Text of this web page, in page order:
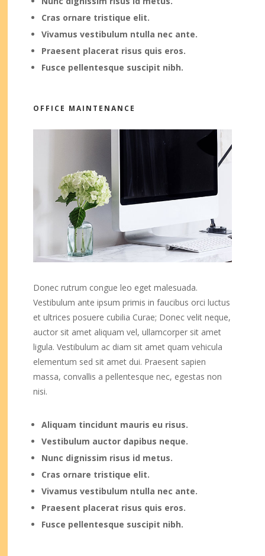
Cras ornare tristique elit.
Vivamus vestibulum ntulla nec ante.
Praesent placerat risus quis eros.
Fusce pellentesque suscipit nibh.
OFFICE MAINTENANCE
Donec rutrum congue leo eget malesuada.
Vestibulum ante ipsum primis in faucibus orci luctus
et ultrices posuere cubilia Curae; Donec velit neque,
auctor sit amet aliquam vel, ullamcorper sit amet
ligula. Vestibulum ac diam sit amet quam vehicula
elementum sed sit amet dui. Praesent sapien
massa, convallis a pellentesque nec, egestas non
nisi.
Aliquam tincidunt mauris eu risus.
Vestibulum auctor dapibus neque.
Nunc dignissim risus id metus.
Cras ornare tristique elit.
Vivamus vestibulum ntulla nec ante.
Praesent placerat risus quis eros.
Fusce pellentesque suscipit nibh.